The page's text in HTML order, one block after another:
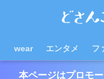
wear エンタメ フ
本ページはプロモ